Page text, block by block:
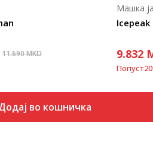
11.690MKD
во кошничка
Icepeak
Машка
9.832
Попуст20